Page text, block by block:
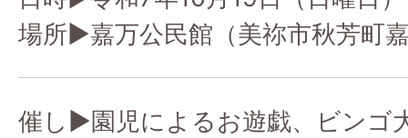
場所▶嘉万公民館（美祢市秋芳町
催し▶園児によるお遊戯、ビンゴ